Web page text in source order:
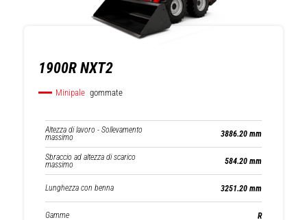
1900R NXT2
Minipale gommate
Altezza di lavoro - Sollevamento
massimo 3886.20 mm
Sbraccio ad altezza di scarico
massimo 584.20 mm
Lunghezza con benna 3251.20 mm
Gamme R